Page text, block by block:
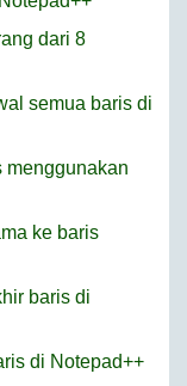
dari 8
semua baris di
menggunakan
ke baris
baris di
di Notepad++